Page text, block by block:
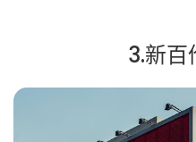
3.新百